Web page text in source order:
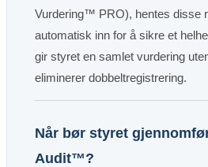
Vurdering™ PRO), hentes disse
automatisk inn for å sikre et
gir styret en samlet vurdering
eliminerer dobbeltregistrering.
Når bør styret
Audit™?